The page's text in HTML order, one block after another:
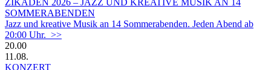
SOMMERABENDEN
Jazz und kreative Musik an 14 Sommerabenden. Jeden Abend ab
20:00 Uhr. >>
20.00
11.08.
KONZERT